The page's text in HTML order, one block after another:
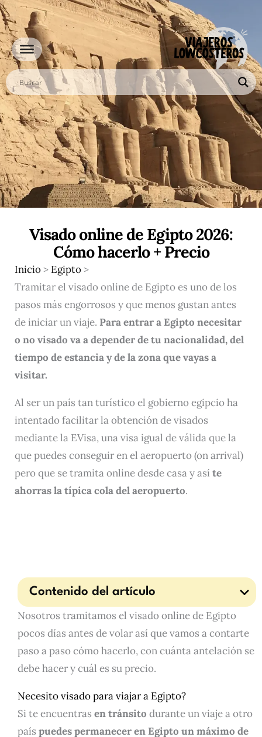
Ir
al
contenido
Visado online de Egipto 2026:
Cómo hacerlo + Precio
Inicio> Egipto>
Tramitar el visado online de Egipto es uno de los
pasos más engorrosos y que menos gustan antes
de iniciar un viaje. Para entrar a Egipto necesitar
o no visado va a depender de tu nacionalidad, del
tiempo de estancia y de la zona que vayas a
visitar.
Al ser un país tan turístico el gobierno egipcio ha
intentado facilitar la obtención de visados
mediante la EVisa, una visa igual de válida que la
que puedes conseguir en el aeropuerto (on arrival)
pero que se tramita online desde casa y así te
ahorras la típica cola del aeropuerto.
Contenido del artículo
Nosotros tramitamos el visado online de Egipto
pocos días antes de volar así que vamos a contarte
paso a paso cómo hacerlo, con cuánta antelación se
debe hacer y cuál es su precio.
Necesito visado para viajar a Egipto?
Si te encuentras en tránsito durante un viaje a otro
país puedes permanecer en Egipto un máximo de